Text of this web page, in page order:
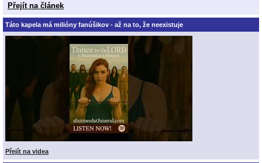
Přejít na článek
Táto kapela má milióny fanúšikov - až na to, že neexistuje
Přejít na videa